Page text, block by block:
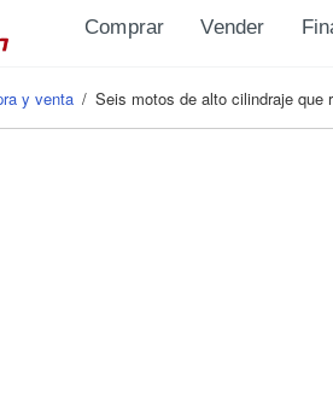
Comprar Vender
aquí
y venta / Seis motos de alto cilindraje que